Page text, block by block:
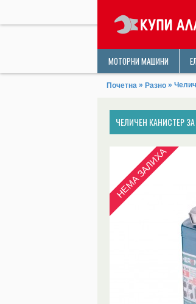
МОТОРНИ МАШИНИ
Почетна » Разно »
ЧЕЛИЧЕН КАНИСТЕР
НЕМА ЗАЛИХА